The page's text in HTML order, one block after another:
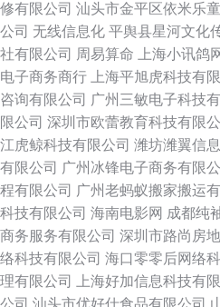
修有限公司 汕头市金平区依米乐
公司 无线信息化 平舆县星河文化
社有限公司 周易算命 上海小讯鸽
电子商务商行
上海平旭虎科技有
咨询有限公司 广州三敏电子科技
限公司 深圳市欧蕾教育科技有限
江虎鲸科技有限公司 潍坊潍翼信
有限公司 广州冰锋电子商务有限
程有限公司 广州老蚂蚁搬家搬运
科技有限公司 海南电影网 成都纯
商务服务有限公司 深圳市路尚房
络科技有限公司 海口零零后网络
理有限公司
上海好加信息科技有
公司 汕头市优好仕食品有限公司